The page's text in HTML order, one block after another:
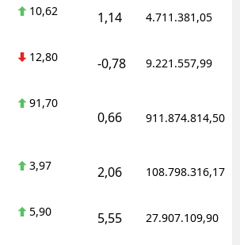
10,62 1,14 4.711.381,05
12,80 -0,78 9.221.557,99
91,70
0,66 911.874.814,50
3,97 2,06 108.798.316,17
5,90 5,55 27.907.109,90